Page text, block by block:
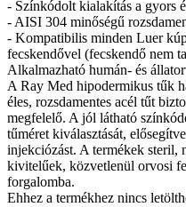
- Színkódolt kialakítás a gyors
- AISI 304 minőségű
- Kompatibilis minden Luer
fecskendővel (fecskendő nem
Alkalmazható humán- és
A Ray Med hipodermikus tűk
éles, rozsdamentes acél tűt
megfelelő. A jól látható
tűméret kiválasztását,
injekciózást. A termékek steril,
kivitelűek, közvetlenül orvosi
forgalomba.
Ehhez a termékhez nincs